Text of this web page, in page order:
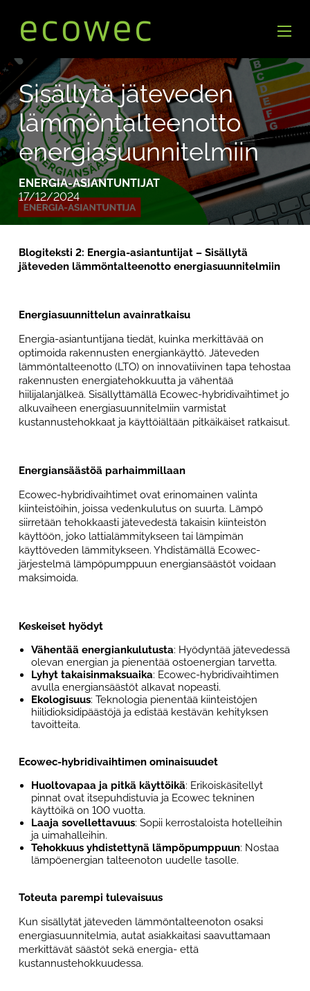
Sisällytä jäteveden
lämmöntalteenotto
energiasuunnitelmiin
ENERGIA-ASIANTUNTIJAT
17/12/2024
Blogiteksti 2: Energia-asiantuntijat – Sisällytä
jäteveden lämmöntalteenotto energiasuunnitelmiin
Energiasuunnittelun avainratkaisu
Energia-asiantuntijana tiedät, kuinka merkittävää on
optimoida rakennusten energiankäyttö. Jäteveden
lämmöntalteenotto (LTO) on innovatiivinen tapa tehostaa
rakennusten energiatehokkuutta ja vähentää
hiilijalanjälkeä. Sisällyttämällä Ecowec-hybridivaihtimet jo
alkuvaiheen energiasuunnitelmiin varmistat
kustannustehokkaat ja käyttöiältään pitkäikäiset ratkaisut.
Energiansäästöä parhaimmillaan
Ecowec-hybridivaihtimet ovat erinomainen valinta
kiinteistöihin, joissa vedenkulutus on suurta. Lämpö
siirretään tehokkaasti jätevedestä takaisin kiinteistön
käyttöön, joko lattialämmitykseen tai lämpimän
käyttöveden lämmitykseen. Yhdistämällä Ecowec-
järjestelmä lämpöpumppuun energiansäästöt voidaan
maksimoida.
Keskeiset hyödyt
Vähentää energiankulutusta: Hyödyntää jätevedessä
olevan energian ja pienentää ostoenergian tarvetta.
Lyhyt takaisinmaksuaika: Ecowec-hybridivaihtimen
avulla energiansäästöt alkavat nopeasti.
Ekologisuus: Teknologia pienentää kiinteistöjen
hiilidioksidipäästöjä ja edistää kestävän kehityksen
tavoitteita.
Ecowec-hybridivaihtimen ominaisuudet
Huoltovapaa ja pitkä käyttöikä: Erikoiskäsitellyt
pinnat ovat itsepuhdistuvia ja Ecowec tekninen
käyttöikä on 100 vuotta.
Laaja sovellettavuus: Sopii kerrostaloista hotelleihin
ja uimahalleihin.
Tehokkuus yhdistettynä lämpöpumppuun: Nostaa
lämpöenergian talteenoton uudelle tasolle.
Toteuta parempi tulevaisuus
Kun sisällytät jäteveden lämmöntalteenoton osaksi
energiasuunnitelmia, autat asiakkaitasi saavuttamaan
merkittävät säästöt sekä energia- että
kustannustehokkuudessa.